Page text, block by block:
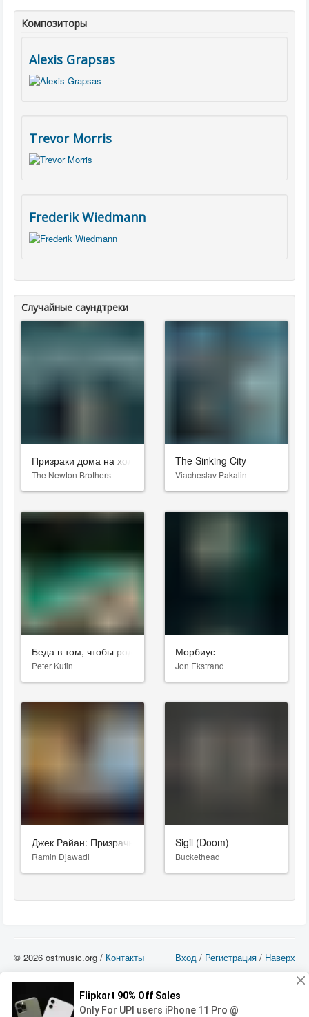
Композиторы
Alexis Grapsas
Trevor Morris
Frederik Wiedmann
Случайные саундтреки
Призраки дома на холме
The Newton Brothers
The Sinking City
Viacheslav Pakalin
Беда в том, чтобы родиться
Peter Kutin
Морбиус
Jon Ekstrand
Джек Райан: Призрачная война
Ramin Djawadi
Sigil (Doom)
Buckethead
Вход / Регистрация / Наверх
© 2026 ostmusic.org / Контакты
можете использовать такие материалы только в том в случае, если
использование производится с ознакомительными целями - для прочих целей